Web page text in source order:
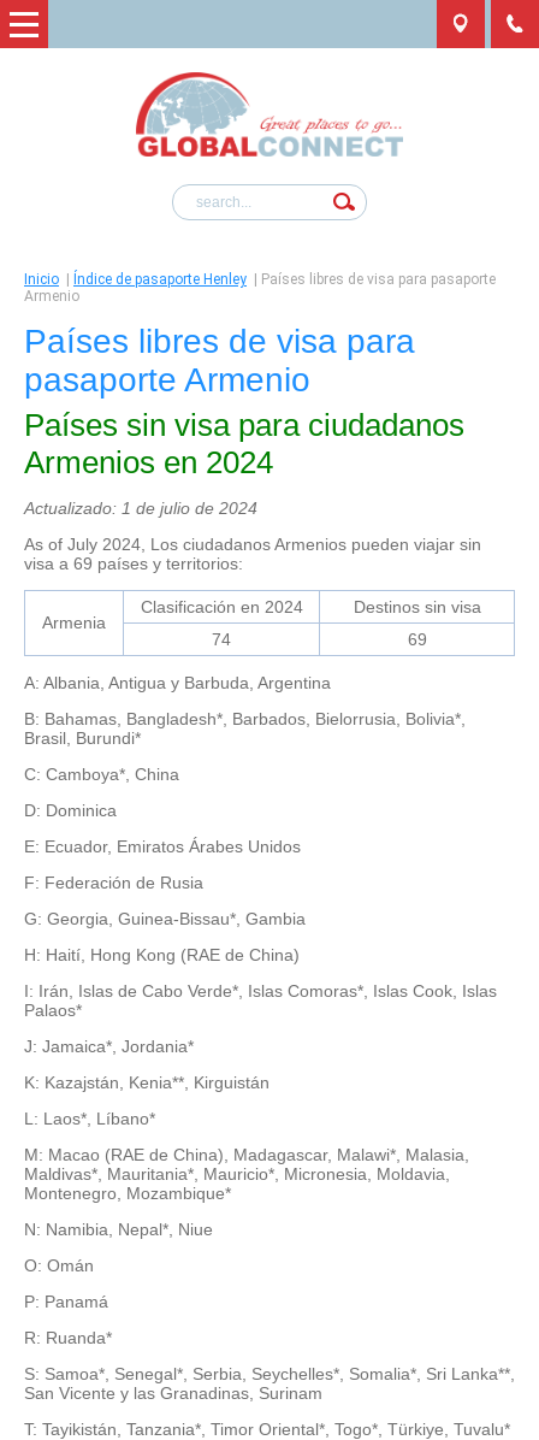
Inicio Índice de pasaporte Henley
Países libres de visa para pasaporte
Armenio
Países libres de visa para
pasaporte Armenio
Países sin visa para ciudadanos
Armenios en 2024
Actualizado: 1 de julio de 2024
As of July 2024, Los ciudadanos Armenios pueden viajar sin
visa a 69 países y territorios:
Armenia
Clasificación en 2024
Destinos sin visa
74
69
A: Albania, Antigua y Barbuda, Argentina
B: Bahamas, Bangladesh*, Barbados, Bielorrusia, Bolivia*,
Brasil, Burundi*
C: Camboya*, China
D: Dominica
E: Ecuador, Emiratos Árabes Unidos
F: Federación de Rusia
G: Georgia, Guinea-Bissau*, Gambia
H: Haití, Hong Kong (RAE de China)
I: Irán, Islas de Cabo Verde*, Islas Comoras*, Islas Cook, Islas
Palaos*
J: Jamaica*, Jordania*
K: Kazajstán, Kenia**, Kirguistán
L: Laos*, Líbano*
M: Macao (RAE de China), Madagascar, Malawi*, Malasia,
Maldivas*, Mauritania*, Mauricio*, Micronesia, Moldavia,
Montenegro, Mozambique*
N: Namibia, Nepal*, Niue
O: Omán
P: Panamá
R: Ruanda*
S: Samoa*, Senegal*, Serbia, Seychelles*, Somalia*, Sri Lanka**,
San Vicente y las Granadinas, Surinam
T: Tayikistán, Tanzania*, Timor Oriental*, Togo*, Türkiye, Tuvalu*